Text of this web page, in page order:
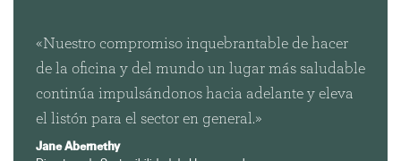
Registro Crear una cuenta
«Nuestro compromiso inquebrantable de hacer
de la oficina y del mundo un lugar más saludable
continúa impulsándonos hacia adelante y eleva
el listón para el sector en general.»
Jane Abernethy